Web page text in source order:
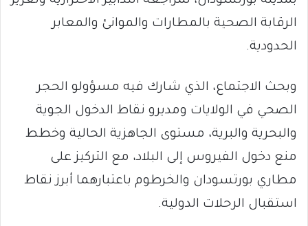
الرقابة الصحية بالمطارات والموانئ والمعابر
الحدودية.
وبحث الاجتماع، الذي شارك فيه مسؤولو الحجر
الصحي في الولايات ومديرو نقاط الدخول الجوية
والبحرية والبرية، مستوى الجاهزية الحالية وخطط
منع دخول الفيروس إلى البلاد، مع التركيز على
مطاري بورتسودان والخرطوم باعتبارهما أبرز نقاط
استقبال الرحلات الدولية.